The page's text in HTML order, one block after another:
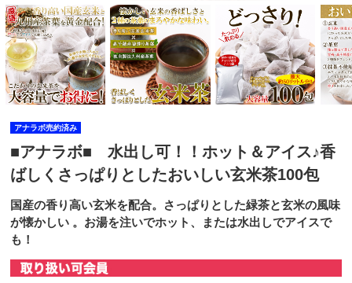
アナラボ売約済み
■アナラボ■ 水出し可！！ホット＆アイス♪香
ばしくさっぱりとしたおいしい玄米茶100包
国産の香り高い玄米を配合。さっぱりとした緑茶と玄米の風味
が懐かしい 。お湯を注いでホット、または水出しでアイスで
も！